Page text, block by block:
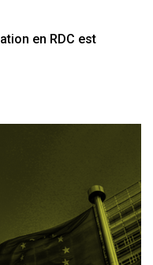
en RDC est